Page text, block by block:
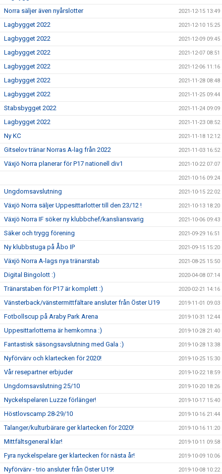
Norra säljer även nyårslotter 2021-12-15 13:49
Lagbygget 2022 2021-12-10 15:25
Lagbygget 2022 2021-12-09 09:45
Lagbygget 2022 2021-12-07 08:51
Lagbygget 2022 2021-12-06 11:16
Lagbygget 2022 2021-11-28 08:48
Lagbygget 2022 2021-11-25 09:44
Stabsbygget 2022 2021-11-24 09:09
Lagbygget 2022 2021-11-23 08:52
Ny KC 2021-11-18 12:12
Gitselov tränar Norras A-lag från 2022 2021-11-03 16:52
Växjö Norra planerar för P17 nationell div1 2021-10-22 07:07
2021-10-16 09:24
Ungdomsavslutning 2021-10-15 22:02
Växjö Norra säljer Uppesittarlotter till den 23/12 ! 2021-10-13 18:20
Växjö Norra IF söker ny klubbchef/kansliansvarig 2021-10-06 09:43
Säker och trygg förening 2021-09-29 16:51
Ny klubbstuga på Åbo IP 2021-09-15 15:20
Växjö Norra A-lags nya tränarstab 2021-08-25 15:50
Digital Bingolott :) 2020-04-08 07:14
Tränarstaben för P17 är komplett :) 2020-02-21 14:16
Vänsterback/vänstermittfältare ansluter från Öster U19 2019-11-01 09:03
Fotbollscup på Araby Park Arena 2019-10-31 12:44
Uppesittarlotterna är hemkomna :) 2019-10-28 21:40
Fantastisk säsongsavslutning med Gala :) 2019-10-28 13:38
Nyförvärv och klartecken för 2020! 2019-10-25 15:30
Vår resepartner erbjuder 2019-10-22 18:59
Ungdomsavslutning 25/10 2019-10-20 18:26
Nyckelspelaren Luzze förlänger! 2019-10-17 15:40
Höstlovscamp 28-29/10 2019-10-16 21:44
Talanger/kulturbärare ger klartecken för 2020! 2019-10-16 11:20
Mittfältsgeneral klar! 2019-10-11 09:58
Fyra nyckelspelare ger klartecken för nästa år! 2019-10-09 10:06
Nyförvärv - trio ansluter från Öster U19! 2019-10-08 10:22